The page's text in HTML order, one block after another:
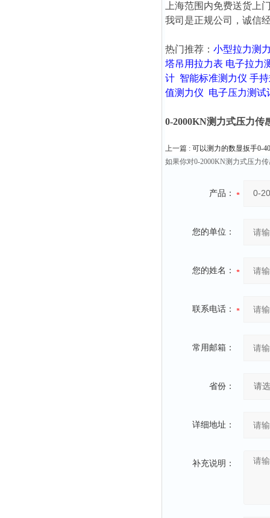
上海范围内免费送货上
我司是正规公司，诚信
热门推荐： 小型拉力测
塔吊用拉力表 电子拉力
计 智能标准测力仪 手
值测力仪 电子压力测试
0-2000KN测力式压力传
上一篇 : 可以测力的数显扳手0-
如果你对0-2000KN测力式压力
产品：
您的单位：
您的姓名：
联系电话：
常用邮箱：
省份：
详细地址：
补充说明：